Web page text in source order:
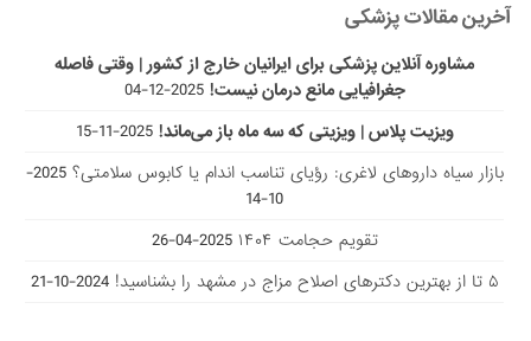
آخرین مقالات پزشکی
مشاوره آنلاین پزشکی برای ایرانیان خارج از کشور | وقتی فاصله
جغرافیایی مانع درمان نیست! 2025-12-04
ویزیت پلاس | ویزیتی که سه ماه باز می‌ماند! 2025-11-15
بازار سیاه داروهای لاغری: رؤیای تناسب اندام یا کابوس سلامتی؟
2025-
10-14
تقویم حجامت ۱۴۰۴
2025-04-26
۵ تا از بهترین دکتر‌های اصلاح مزاج در مشهد را بشناسید!
2024-10-21